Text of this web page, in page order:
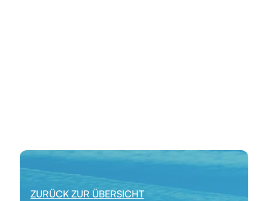
ZURÜCK ZUR ÜBERSICHT